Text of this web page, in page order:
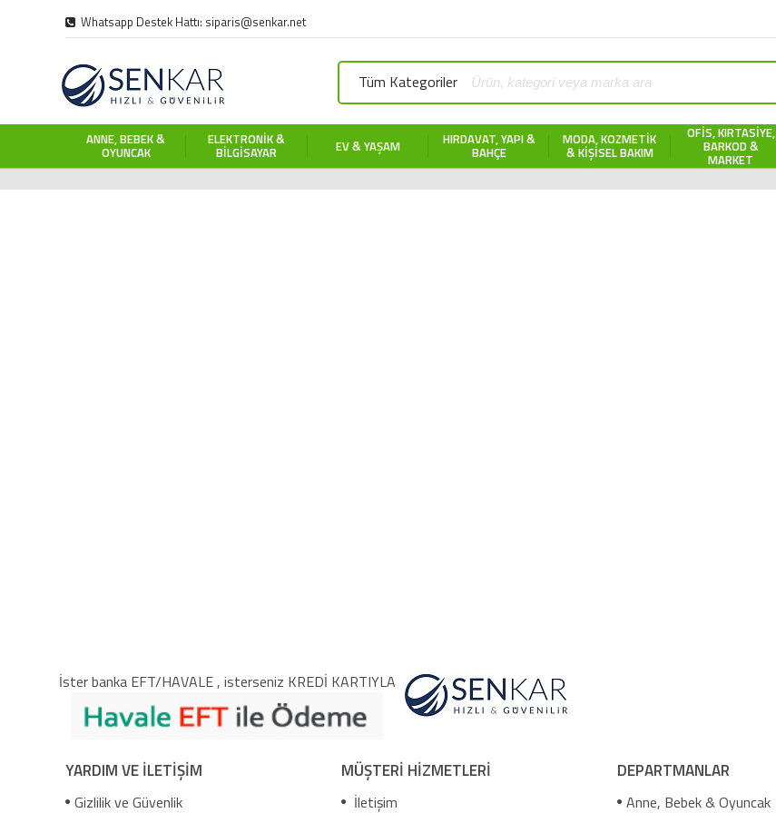
Whatsapp Destek Hattı: siparis@senkar.net
Tüm Kategoriler
ANNE, BEBEK &
OYUNCAK
ELEKTRONIK &
BILGISAYAR EV & YAŞAM HIRDAVAT, YAPI &
BAHÇE
MODA, KOZMETIK
& KIŞISEL BAKIM
OFIS, KIRTASIYE,
BARKOD &
MARKET
İster banka EFT/HAVALE , isterseniz KREDİ KARTIYLA
YARDIM VE İLETİŞİM
Gizlilik ve Güvenlik
MÜŞTERİ HİZMETLERİ
İletişim
DEPARTMANLAR
Anne, Bebek & Oyuncak